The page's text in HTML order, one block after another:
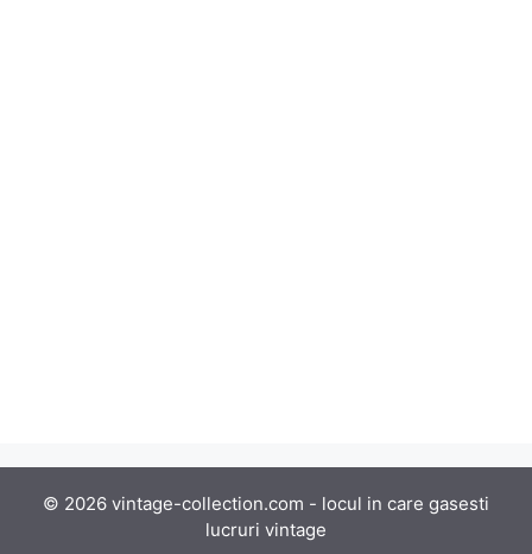
© 2026 vintage-collection.com - locul in care gasesti
lucruri vintage